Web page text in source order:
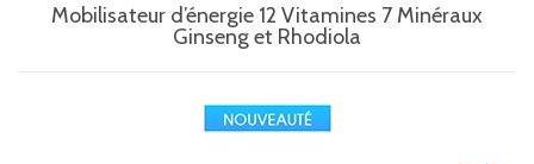
Mobilisateur d’énergie 12 Vitamines 7 Minéraux
Ginseng et Rhodiola